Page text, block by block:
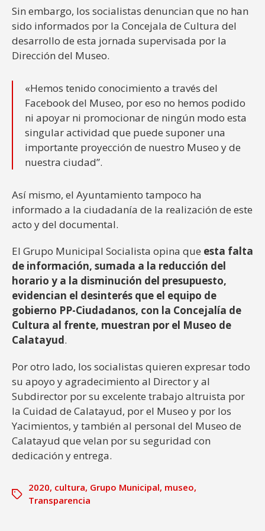
Sin embargo, los socialistas denuncian que no han
sido informados por la Concejala de Cultura del
desarrollo de esta jornada supervisada por la
Dirección del Museo.
«Hemos tenido conocimiento a través del
Facebook del Museo, por eso no hemos podido
ni apoyar ni promocionar de ningún modo esta
singular actividad que puede suponer una
importante proyección de nuestro Museo y de
nuestra ciudad”.
Así mismo, el Ayuntamiento tampoco ha
informado a la ciudadanía de la realización de este
acto y del documental.
El Grupo Municipal Socialista opina que esta falta
de información, sumada a la reducción del
horario y a la disminución del presupuesto,
evidencian el desinterés que el equipo de
gobierno PP-Ciudadanos, con la Concejalía de
Cultura al frente, muestran por el Museo de
Calatayud.
Por otro lado, los socialistas quieren expresar todo
su apoyo y agradecimiento al Director y al
Subdirector por su excelente trabajo altruista por
la Cuidad de Calatayud, por el Museo y por los
Yacimientos, y también al personal del Museo de
Calatayud que velan por su seguridad con
dedicación y entrega.
2020, cultura, Grupo Municipal, museo,
Transparencia